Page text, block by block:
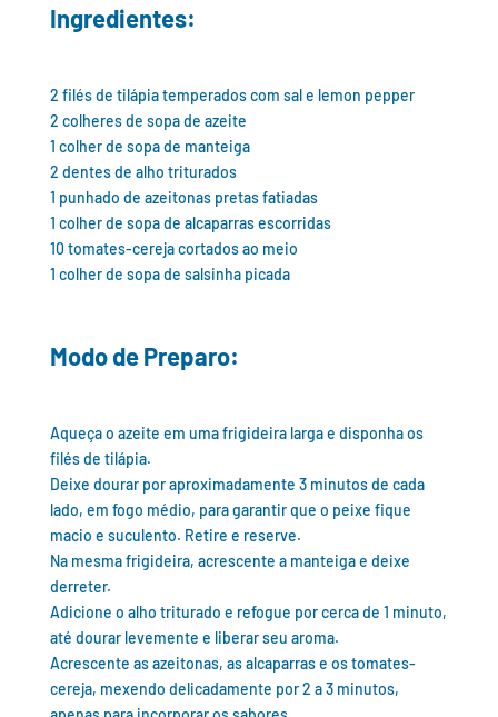
Ingredientes:
2 filés de tilápia temperados com sal e lemon pepper
2 colheres de sopa de azeite
1 colher de sopa de manteiga
2 dentes de alho triturados
1 punhado de azeitonas pretas fatiadas
1 colher de sopa de alcaparras escorridas
10 tomates-cereja cortados ao meio
1 colher de sopa de salsinha picada
Modo de Preparo:
Aqueça o azeite em uma frigideira larga e disponha os
filés de tilápia.
Deixe dourar por aproximadamente 3 minutos de cada
lado, em fogo médio, para garantir que o peixe fique
macio e suculento. Retire e reserve.
Na mesma frigideira, acrescente a manteiga e deixe
derreter.
Adicione o alho triturado e refogue por cerca de 1 minuto,
até dourar levemente e liberar seu aroma.
Acrescente as azeitonas, as alcaparras e os tomates-
cereja, mexendo delicadamente por 2 a 3 minutos,